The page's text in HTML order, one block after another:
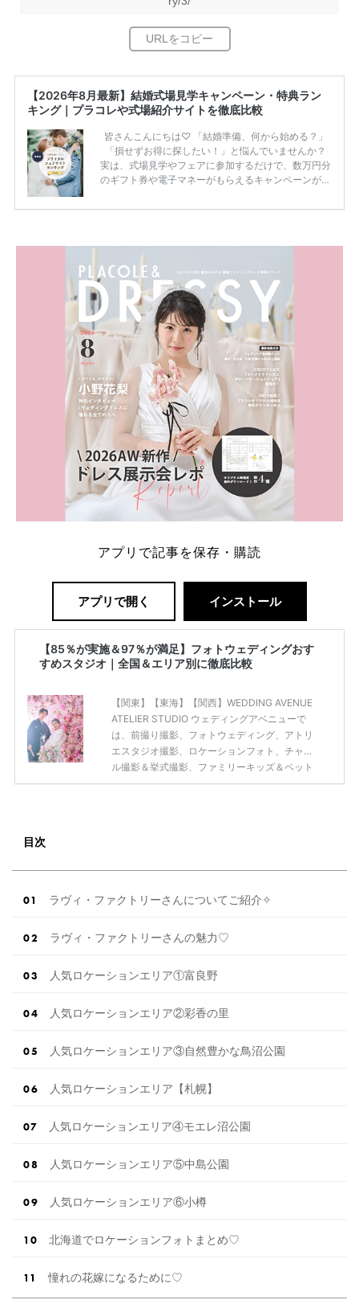
【2026年8月最新】結婚式場見学キャンペーン・特典ラン
キング｜プラコレや式場紹介サイトを徹底比較
皆さんこんにちは♡ 「結婚準備、何から始める？」
「損せずお得に探したい！」と悩んでいませんか？
実は、式場見学やフェアに参加するだけで、数万円分
のギフト券や電子マネーがもらえるキャンペーンがあ
ため、比較せずに選ぶと損をしてしまうことも……。
内容：特典金額・条件・応募方法・注意点 「どこが
一番お得？」「プラコレの特典は？」といった疑問も
解決します。 まずは診断で候補を絞れる「ウェディ
ング診断」か、体験型 […]
続きを読む
アプリで記事を保存・購読
アプリで開く インストール
【85％が実施＆97％が満足】フォトウェディングおす
すめスタジオ｜全国＆エリア別に徹底比較
【関東】【東海】【関西】WEDDING AVENUE
ATELIER STUDIO ウェディングアベニューで
は、前撮り撮影、フォトウェディング、アトリ
エスタジオ撮影、ロケーションフォト、チャペ
ル撮影＆挙式撮影、ファミリーキッズ＆ペット
撮影、ハワイ＆グアム撮影、サプライズ撮影＆
ー アートブーケ・ブートニア […]続きを読む
目次
ラヴィ・ファクトリーさんについてご紹介✧
ラヴィ・ファクトリーさんの魅力♡
人気ロケーションエリア①富良野
人気ロケーションエリア②彩香の里
人気ロケーションエリア③自然豊かな鳥沼公園
人気ロケーションエリア【札幌】
人気ロケーションエリア④モエレ沼公園
人気ロケーションエリア⑤中島公園
人気ロケーションエリア⑥小樽
北海道でロケーションフォトまとめ♡
憧れの花嫁になるために♡